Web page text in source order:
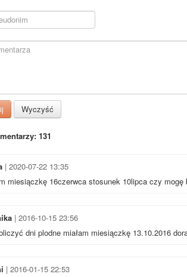
Wyczyść
131
| 2020-07-22 13:35
miesiączkę 16czerwca stosunek 10lipca czy mogę
| 2016-10-15 23:56
dni plodne miałam miesiączkę 13.10.2016
| 2016-01-15 22:53